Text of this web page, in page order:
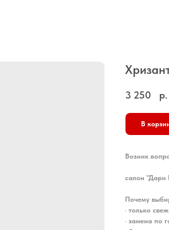
3 250 р.
В
Возник
салон "Дари
Почему
• только
• замена по